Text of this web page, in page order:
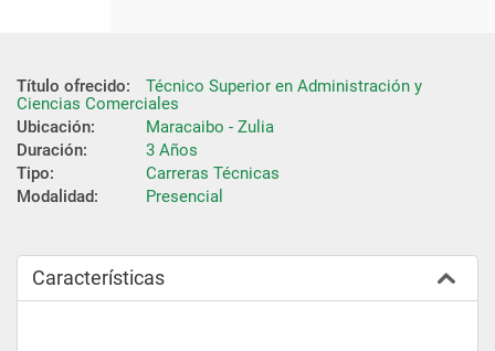
Título ofrecido:
Técnico Superior en Administración y
Ciencias Comerciales
Ubicación:
Maracaibo - Zulia
Duración:
3 Años
Tipo:
Carreras Técnicas
Modalidad:
Presencial
Características